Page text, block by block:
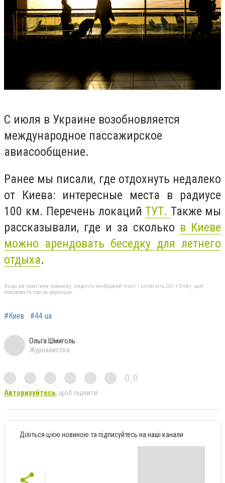
С июля в Украине возобновляется
международное пассажирское
авиасообщение.
Ранее мы писали, где отдохнуть недалеко
от Киева: интересные места в радиусе
100 км. Перечень локаций ТУТ. Также мы
рассказывали, где и за сколько в Киеве
можно арендовать беседку для летнего
отдыха.
Якщо ви помітили помилку, виділіть необхідний текст і натисніть Ctrl + Enter, щоб
повідомити про це редакцію
#Киев #44 ua
Ольга Шмиголь
Журналистка
0,0
Авторизуйтесь, щоб оцінити
Діліться цією новиною та підписуйтесь на наші канали